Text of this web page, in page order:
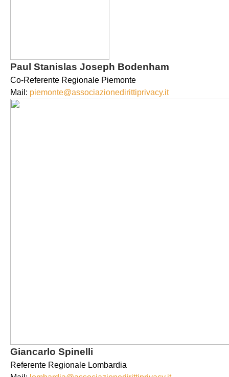
Paul Stanislas Joseph Bodenham
Co-Referente Regionale Piemonte
Mail: piemonte@associazionedirittiprivacy.it
Giancarlo Spinelli
Referente Regionale Lombardia